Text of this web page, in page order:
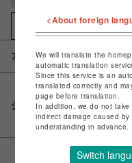
お気に
アイテム説明 / 素材
シェアする
<About foreign
We will translate the
automatic translation
Since this service is an
translated correctly and
page before translation.
In addition, we do not
indirect damage caused
understanding in advance.
Switch